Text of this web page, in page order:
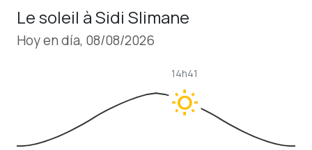
Le soleil à Sidi Slimane
Hoy en día, 08/08/2026
wb_sunny
14h41